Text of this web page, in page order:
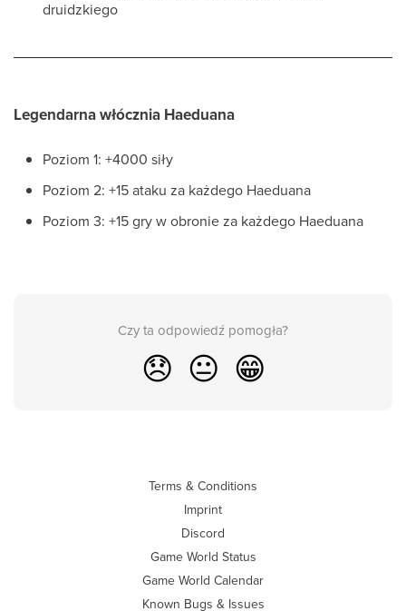
druidzkiego
Legendarna włócznia Haeduana
Poziom 1: +4000 siły
Poziom 2: +15 ataku za każdego Haeduana
Poziom 3: +15 gry w obronie za każdego Haeduana
Czy ta odpowiedź pomogła?
😞 😐 😁
Terms & Conditions
Imprint
Discord
Game World Status
Game World Calendar
Known Bugs & Issues